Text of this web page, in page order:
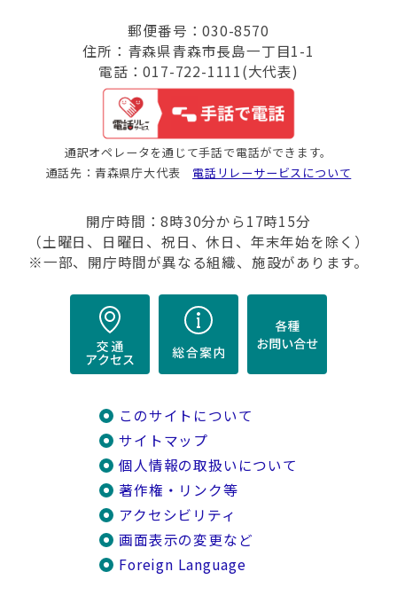
郵便番号：030-8570
住所：青森県青森市長島一丁目1-1
電話：017-722-1111(大代表)
通訳オペレータを通じて手話で電話ができます。
通話先：青森県庁大代表 電話リレーサービスについて
開庁時間：8時30分から17時15分
（土曜日、日曜日、祝日、休日、年末年始を除く）
※一部、開庁時間が異なる組織、施設があります。
このサイトについて
サイトマップ
個人情報の取扱いについて
著作権・リンク等
アクセシビリティ
画面表示の変更など
Foreign Language